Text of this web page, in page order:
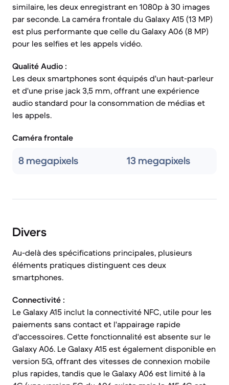
similaire, les deux enregistrant en 1080p à 30 images
par seconde. La caméra frontale du Galaxy A15 (13 MP)
est plus performante que celle du Galaxy A06 (8 MP)
pour les selfies et les appels vidéo.
Qualité Audio :
Les deux smartphones sont équipés d'un haut-parleur
et d'une prise jack 3,5 mm, offrant une expérience
audio standard pour la consommation de médias et
les appels.
Caméra frontale
8 megapixels 13 megapixels
Divers
Au-delà des spécifications principales, plusieurs
éléments pratiques distinguent ces deux
smartphones.
Connectivité :
Le Galaxy A15 inclut la connectivité NFC, utile pour les
paiements sans contact et l'appairage rapide
d'accessoires. Cette fonctionnalité est absente sur le
Galaxy A06. Le Galaxy A15 est également disponible en
version 5G, offrant des vitesses de connexion mobile
plus rapides, tandis que le Galaxy A06 est limité à la